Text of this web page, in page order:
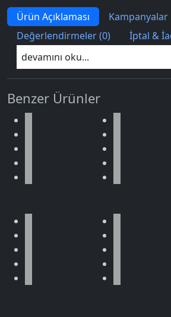
Ürün Açıklaması
Kampanyalar
Değerlendirmeler (0)
İptal &
devamını oku...
Benzer Ürünler